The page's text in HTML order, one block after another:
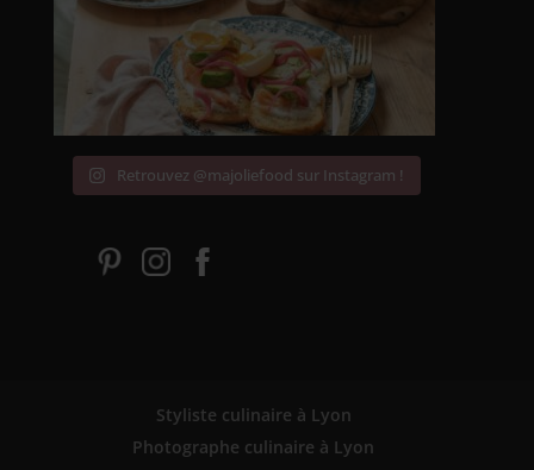
Retrouvez @majoliefood sur Instagram !
Styliste culinaire à Lyon
Photographe culinaire à Lyon